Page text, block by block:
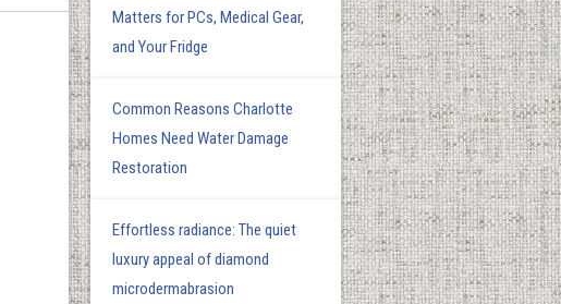
Matters for PCs, Medical Gear,
and Your Fridge
Common Reasons Charlotte
Homes Need Water Damage
Restoration
Effortless radiance: The quiet
luxury appeal of diamond
microdermabrasion